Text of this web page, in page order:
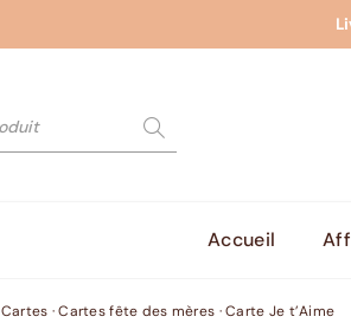
Accueil
Cartes · Cartes fête des mères ·Carte Je t’Aime